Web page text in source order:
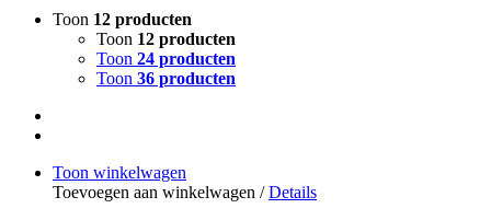
Toon 12 producten
Toon 12 producten
Toon 24 producten
Toon 36 producten
Toon winkelwagen
Toevoegen aan winkelwagen / Details